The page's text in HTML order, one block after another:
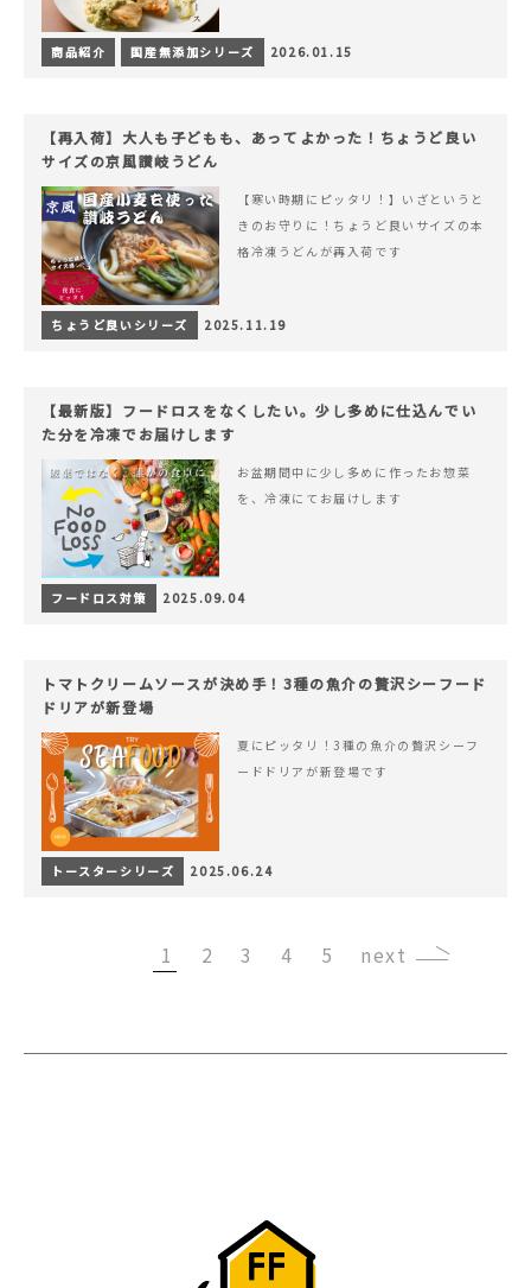
商品紹介 国産無添加シリーズ 2026.01.15
【再入荷】大人も子どもも、あってよかった！ちょうど良い
サイズの京風讃岐うどん
【寒い時期にピッタリ！】いざというと
きのお守りに！ちょうど良いサイズの本
格冷凍うどんが再入荷です
ちょうど良いシリーズ 2025.11.19
【最新版】フードロスをなくしたい。少し多めに仕込んでい
た分を冷凍でお届けします
お盆期間中に少し多めに作ったお惣菜
を、冷凍にてお届けします
フードロス対策 2025.09.04
トマトクリームソースが決め手！3種の魚介の贅沢シーフード
ドリアが新登場
夏にピッタリ！3種の魚介の贅沢シーフ
ードドリアが新登場です
トースターシリーズ 2025.06.24
1 2 3 4 5 ›